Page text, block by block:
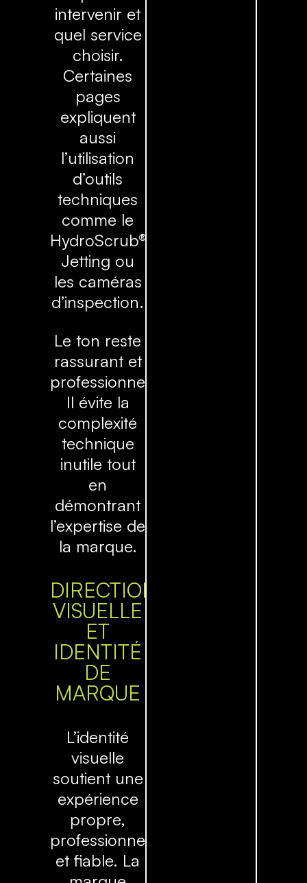
intervenir et
quel service
choisir.
Certaines
pages
expliquent
aussi
l’utilisation
d’outils
techniques
comme le
HydroScrub®
Jetting ou
les caméras
d’inspection.
Le ton reste
rassurant et
professionnel.
Il évite la
complexité
technique
inutile tout
en
démontrant
l’expertise de
la marque.
DIRECTION
VISUELLE
ET
IDENTITÉ
DE
MARQUE
L’identité
visuelle
soutient une
expérience
propre,
professionnelle
et fiable. La